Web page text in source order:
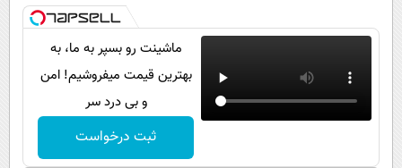
ماشینت رو بسپر به ما، به
بهترین قیمت میفروشیم! امن
و بی درد سر
ثبت درخواست